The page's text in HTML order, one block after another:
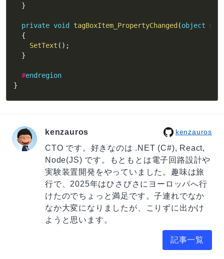
}
private void tagBoxItem_PropertyChanged (object
{
SetText ( ) ;
}
#endregion
}
kenzauros kenzauros
CTO です。好きなのは .NET (C#), React,
Node(JS) です。もともとは電子回路設計や
実験装置開発をやっていました。趣味は旅
行で、2025年はひさびさにヨーロッパへ行
けたのでちょっと満足です。子連れでなか
なか大変になりましたが、こりずに出かけ
ようと思います。
記事一覧